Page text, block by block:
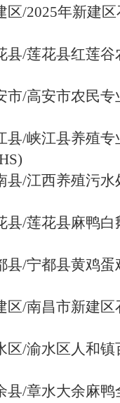
/2025年新建
县/莲花县红莲
/高安市农民专
县/峡江县养殖
县/江西养殖污
县/莲花县麻鸭
县/宁都县黄鸡
区/南昌市新建
区/渝水区人和
县/章水大余麻